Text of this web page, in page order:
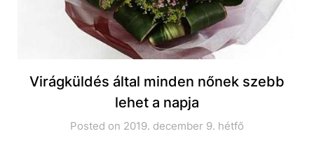
Virágküldés által minden nőnek szebb
lehet a napja
Posted on 2019. december 9. hétfő